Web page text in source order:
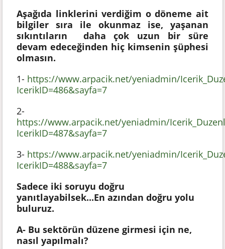
Aşağıda linklerini verdiğim o döneme ait
bilgiler sıra ile okunmaz ise, yaşanan
sıkıntıların daha çok uzun bir süre
devam edeceğinden hiç kimsenin şüphesi
olmasın.
1- https://www.arpacik.net/yeniadmin/
IcerikID=486&sayfa=7
2-
https://www.arpacik.net/yeniadmin/
IcerikID=487&sayfa=7
3- https://www.arpacik.net/yeniadmin/
IcerikID=488&sayfa=7
Sadece iki soruyu doğru
yanıtlayabilsek...En azından doğru yolu
buluruz.
A- Bu sektörün düzene girmesi için ne,
nasıl yapılmalı?